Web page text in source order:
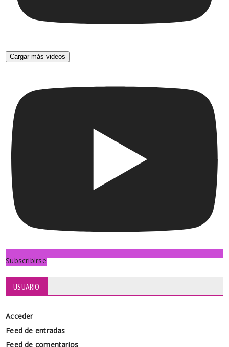
Cargar más videos
Subscribirse
USUARIO
Acceder
Feed de entradas
Feed de comentarios